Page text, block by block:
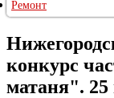
Ремонт
конкурс
матаня". 25